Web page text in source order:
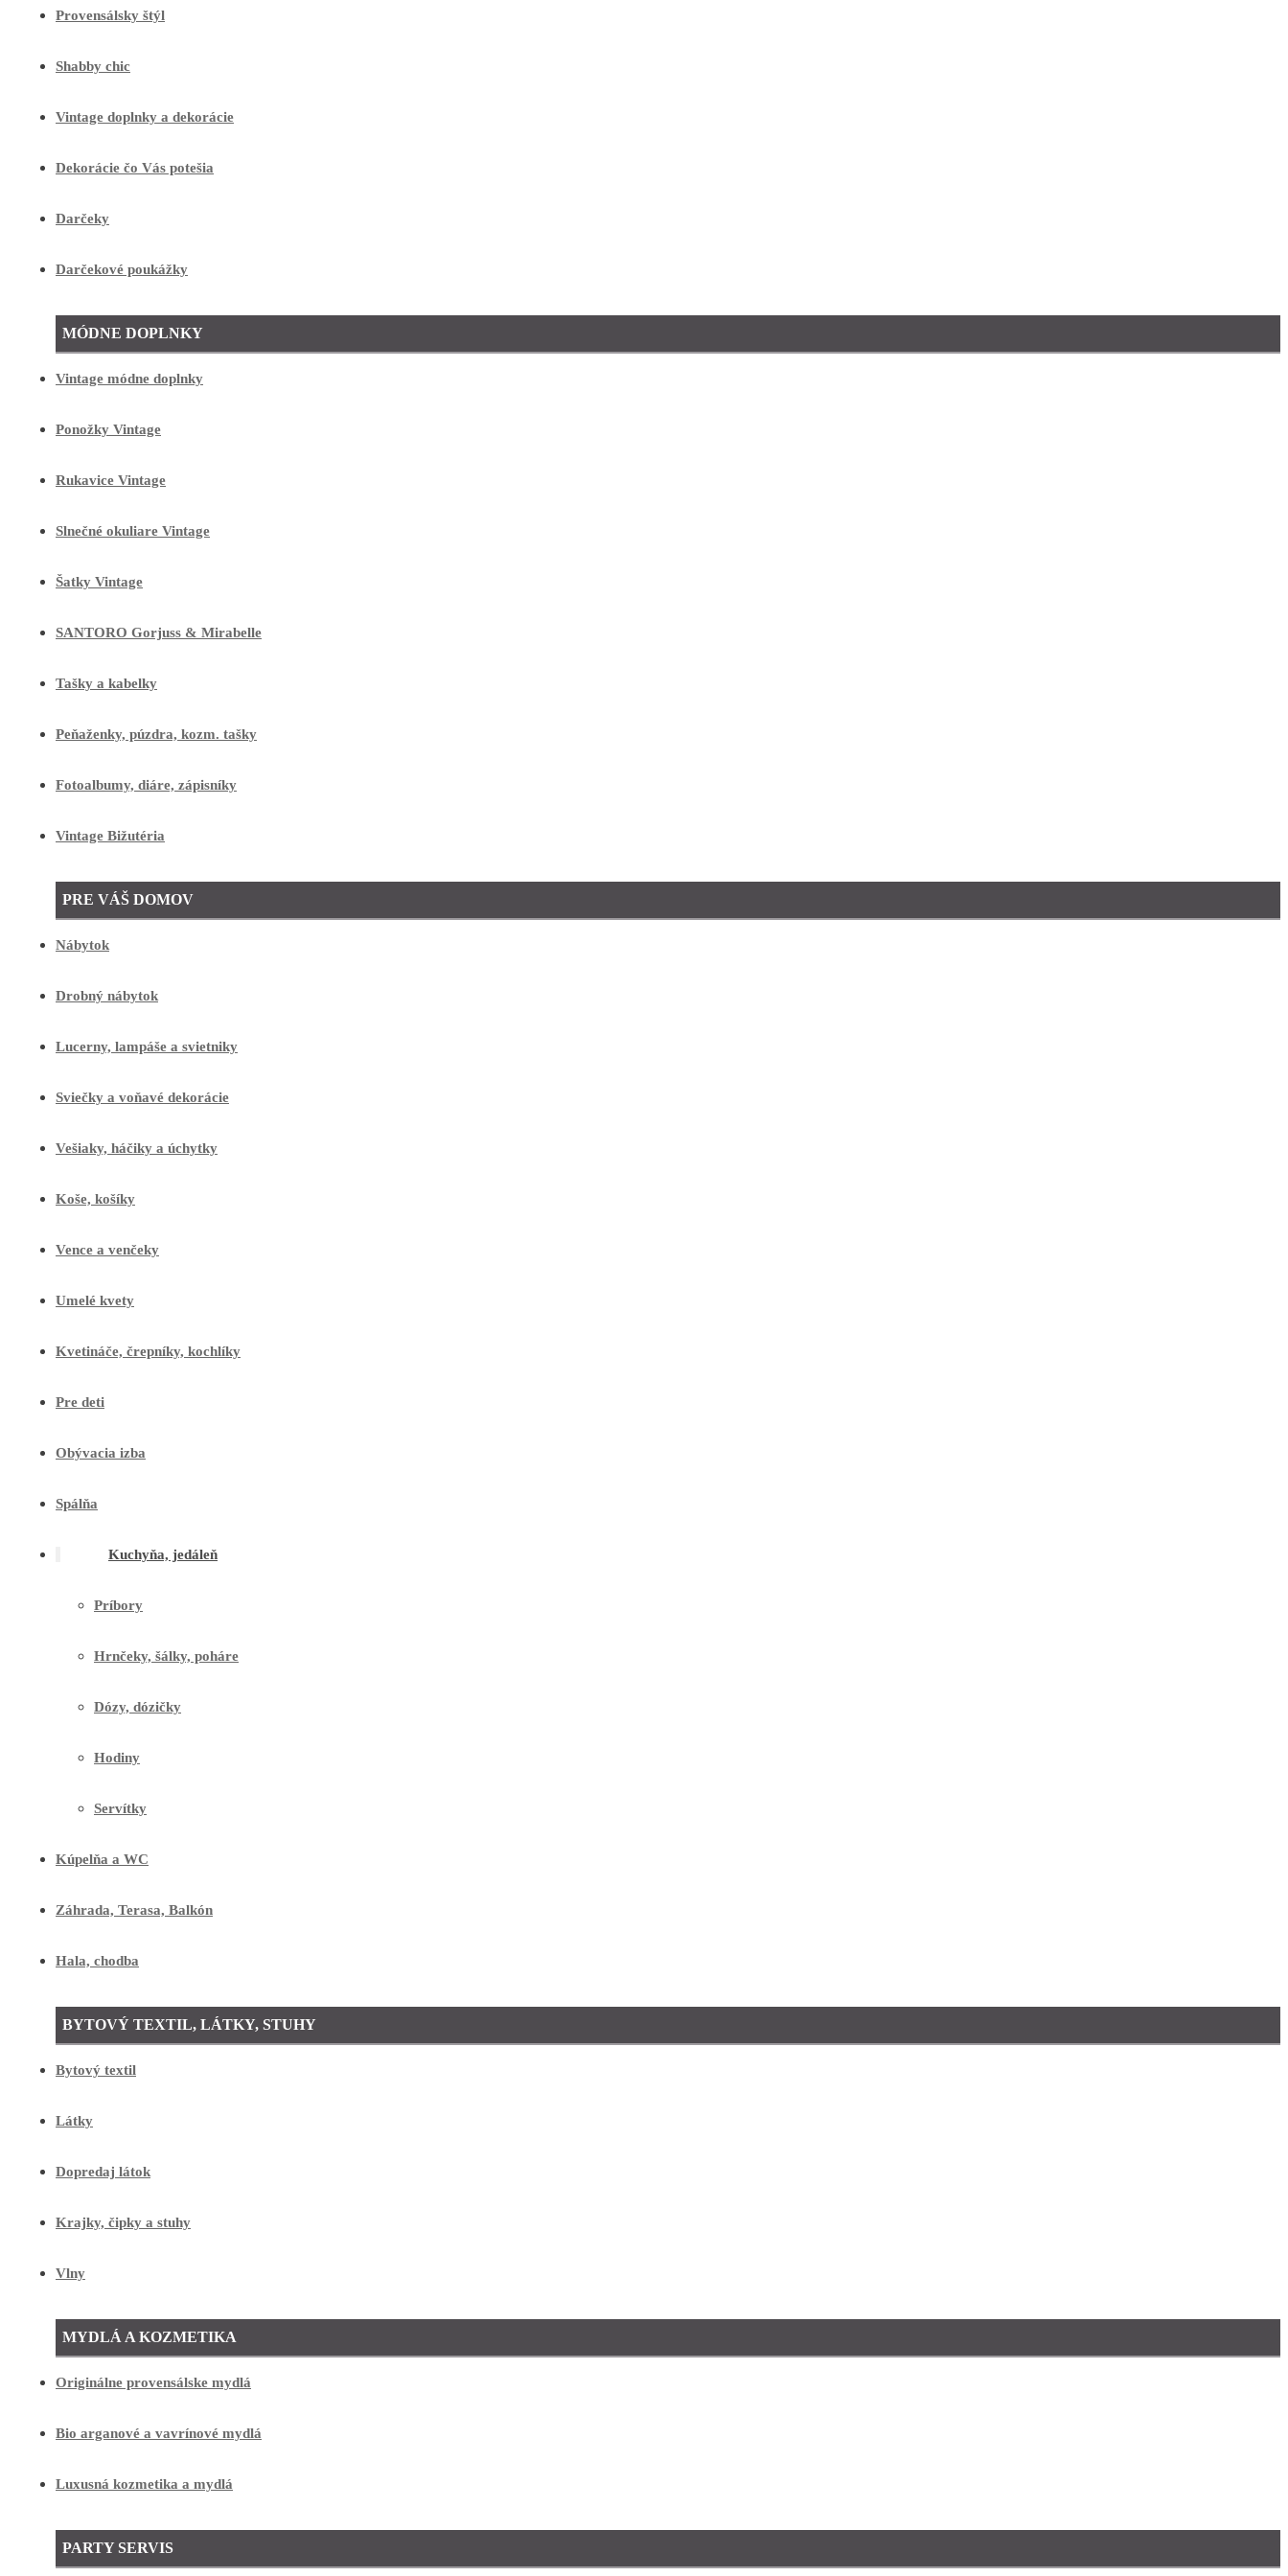
Provensálsky štýl
Shabby chic
Vintage doplnky a dekorácie
Dekorácie čo Vás potešia
Darčeky
Darčekové poukážky
MÓDNE DOPLNKY
Vintage módne doplnky
Ponožky Vintage
Rukavice Vintage
Slnečné okuliare Vintage
Šatky Vintage
SANTORO Gorjuss & Mirabelle
Tašky a kabelky
Peňaženky, púzdra, kozm. tašky
Fotoalbumy, diáre, zápisníky
Vintage Bižutéria
PRE VÁŠ DOMOV
Nábytok
Drobný nábytok
Lucerny, lampáše a svietniky
Sviečky a voňavé dekorácie
Vešiaky, háčiky a úchytky
Koše, košíky
Vence a venčeky
Umelé kvety
Kvetináče, črepníky, kochlíky
Pre deti
Obývacia izba
Spálňa
Kuchyňa, jedáleň
Príbory
Hrnčeky, šálky, poháre
Dózy, dózičky
Hodiny
Servítky
Kúpelňa a WC
Záhrada, Terasa, Balkón
Hala, chodba
BYTOVÝ TEXTIL, LÁTKY, STUHY
Bytový textil
Látky
Dopredaj látok
Krajky, čipky a stuhy
Vlny
MYDLÁ A KOZMETIKA
Originálne provensálske mydlá
Bio arganové a vavrínové mydlá
Luxusná kozmetika a mydlá
PARTY SERVIS